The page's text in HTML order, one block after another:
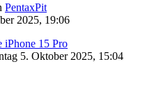
PentaxPit
2025, 19:06
iPhone 15 Pro
5. Oktober 2025, 15:04